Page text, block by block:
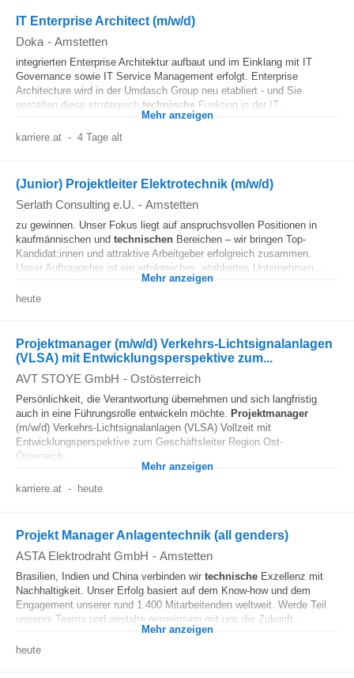
IT Enterprise Architect (m/w/d)
Doka - Amstetten
integrierten Enterprise Architektur aufbaut und im Einklang mit IT
Governance sowie IT Service Management erfolgt. Enterprise
Architecture wird in der Umdasch Group neu etabliert - und Sie
gestalten diese strategisch technische Funktion in der IT...
Mehr anzeigen
karriere.at - 4 Tage alt
(Junior) Projektleiter Elektrotechnik (m/w/d)
Serlath Consulting e.U. - Amstetten
zu gewinnen. Unser Fokus liegt auf anspruchsvollen Positionen in
kaufmännischen und technischen Bereichen – wir bringen Top-
Kandidat:innen und attraktive Arbeitgeber erfolgreich zusammen.
Unser Auftraggeber ist ein erfolgreiches, etabliertes Unternehmen...
Mehr anzeigen
heute
Projektmanager (m/w/d) Verkehrs-Lichtsignalanlagen
(VLSA) mit Entwicklungsperspektive zum...
AVT STOYE GmbH - Ostösterreich
Persönlichkeit, die Verantwortung übernehmen und sich langfristig
auch in eine Führungsrolle entwickeln möchte. Projektmanager
(m/w/d) Verkehrs-Lichtsignalanlagen (VLSA) Vollzeit mit
Entwicklungsperspektive zum Geschäftsleiter Region Ost-
Österreich...
Mehr anzeigen
karriere.at - heute
Projekt Manager Anlagentechnik (all genders)
ASTA Elektrodraht GmbH - Amstetten
Brasilien, Indien und China verbinden wir technische Exzellenz mit
Nachhaltigkeit. Unser Erfolg basiert auf dem Know-how und dem
Engagement unserer rund 1.400 Mitarbeitenden weltweit. Werde Teil
unseres Teams und gestalte gemeinsam mit uns die Zukunft...
Mehr anzeigen
heute